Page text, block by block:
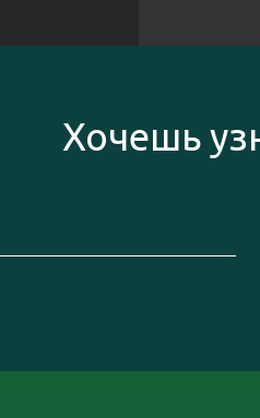
Хочешь